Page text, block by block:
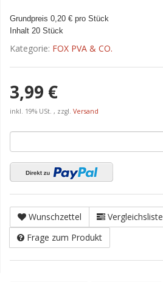
Grundpreis 0,20 € pro Stück
Inhalt 20 Stück
Kategorie: FOX PVA & CO.
3,99 €
inkl. 19% USt. , zzgl. Versand
Wunschzettel
Vergleichsliste
Frage zum Produkt